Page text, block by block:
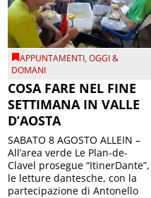
APPUNTAMENTI,OGGI &
DOMANI
COSA FARE NEL FINE
SETTIMANA IN VALLE
D’AOSTA
SABATO 8 AGOSTO ALLEIN –
All’area verde Le Plan-de-
Clavel prosegue “ItinerDante”,
le letture dantesche, con la
partecipazione di Antonello